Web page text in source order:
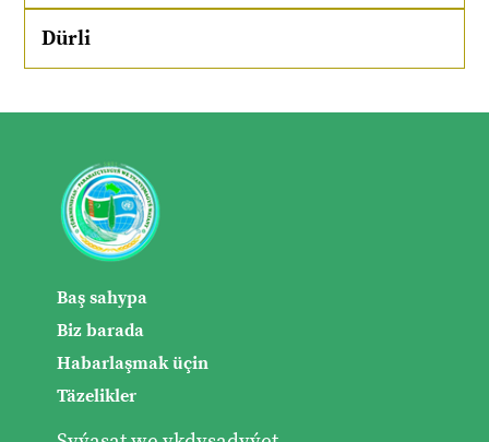
Dürli
Baş sahypa
Biz barada
Habarlaşmak üçin
Täzelikler